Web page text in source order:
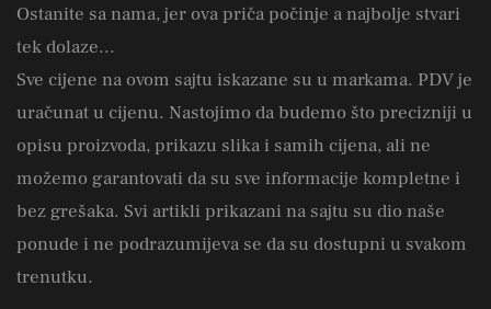
Ostanite sa nama, jer ova priča počinje a najbolje stvari
tek dolaze...
Sve cijene na ovom sajtu iskazane su u markama. PDV je
uračunat u cijenu. Nastojimo da budemo što precizniji u
opisu proizvoda, prikazu slika i samih cijena, ali ne
možemo garantovati da su sve informacije kompletne i
bez grešaka. Svi artikli prikazani na sajtu su dio naše
ponude i ne podrazumijeva se da su dostupni u svakom
trenutku.